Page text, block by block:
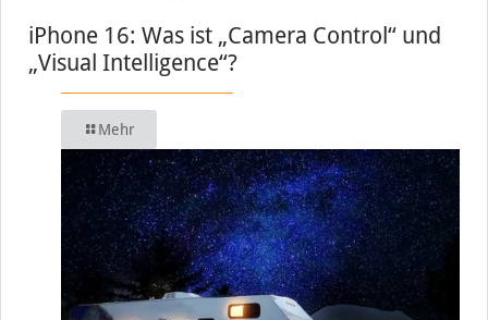
iPhone 16: Was ist „Camera Control“ und
„Visual Intelligence“?
Mehr